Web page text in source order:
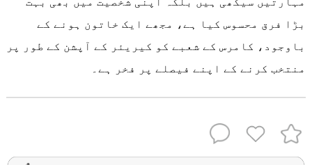
بڑا فرق محسوس کیا ہے، مجھے ایک خاتون ہونے کے
باوجود، کامرس کے شعبے کو کیریئر کے آپشن کے طور پر
منتخب کرنے کے اپنے فیصلے پر فخر ہے۔